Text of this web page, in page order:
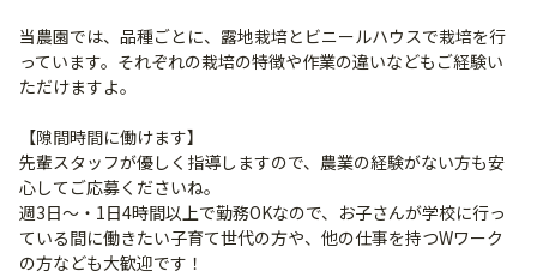
当農園では、品種ごとに、露地栽培とビニールハウスで栽培を行
っています。それぞれの栽培の特徴や作業の違いなどもご経験い
ただけますよ。
【隙間時間に働けます】
先輩スタッフが優しく指導しますので、農業の経験がない方も安
心してご応募くださいね。
週3日～・1日4時間以上で勤務OKなので、お子さんが学校に行っ
ている間に働きたい子育て世代の方や、他の仕事を持つWワーク
の方なども大歓迎です！